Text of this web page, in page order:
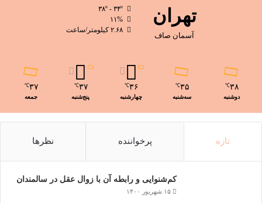
تهران
آسمان صاف
۳۸º - ۳۴º
۱۱%
۲.۶۸ کیلومتر/ساعت
۳۸℃
دوشنبه
۳۵℃
سه‌شنبه
۳۶℃
چهارشنبه
۳۷℃
پنج‌شنبه
۳۷℃
جمعه
تازه پرخواننده نظرها
کم‌شنوایی و رابطه آن با زوال عقل در سالمندان
۱۵ شهریور ۱۴۰۰